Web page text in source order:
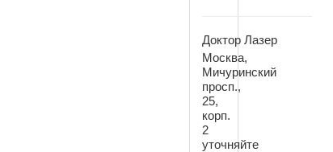
Доктор Лазер
Москва,
Мичуринский
просп.,
25,
корп.
2
уточняйте